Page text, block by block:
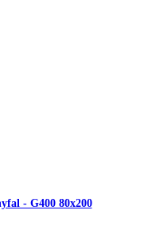
- G400 80x200